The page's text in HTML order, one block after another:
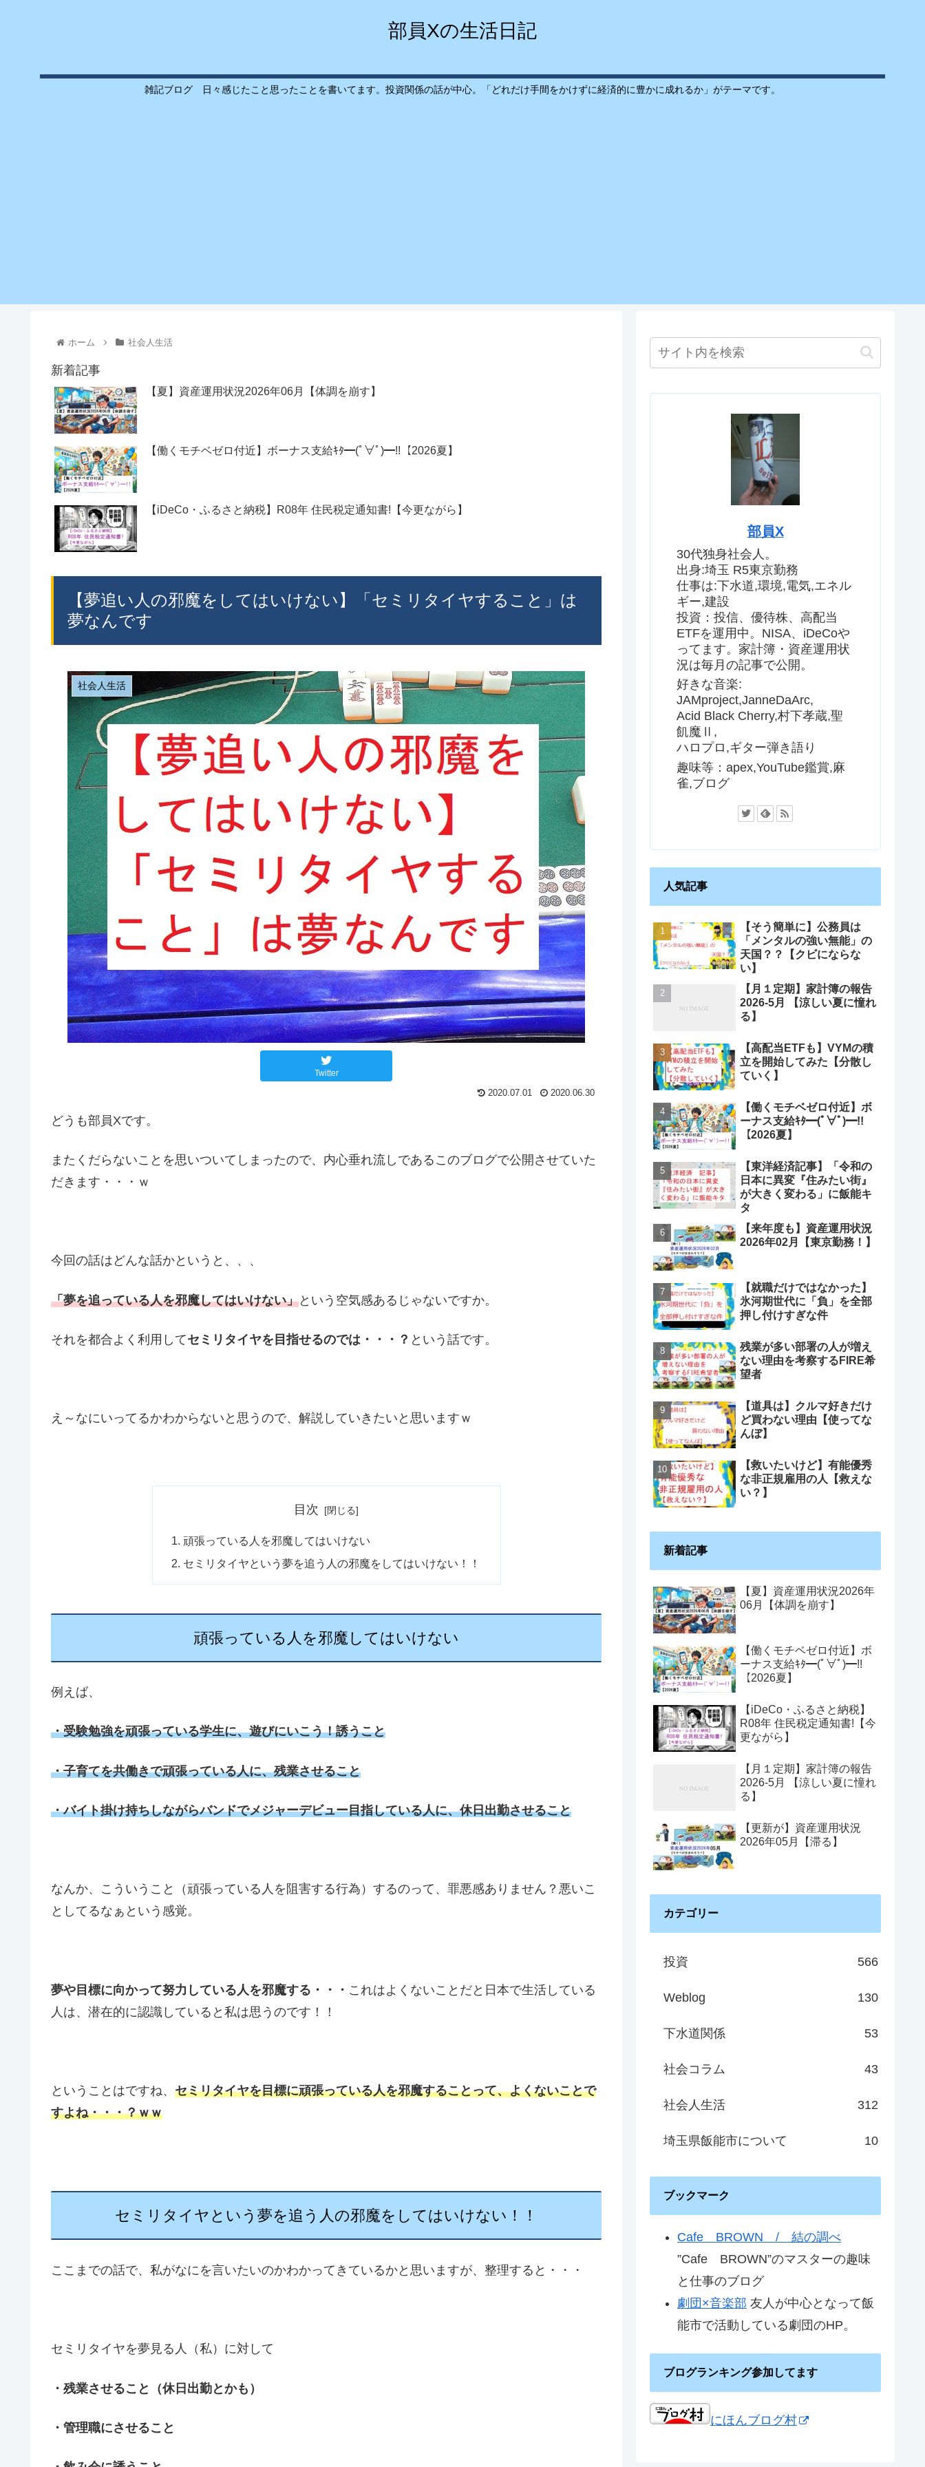
部員Xの生活日記
雑記ブログ 日々感じたこと思ったことを書いてます。投資関係の話が中心。「どれだけ手間をかけずに経済的に豊かに成れるか」がテーマです。
ホーム 社会人生活
新着記事
【夏】資産運用状況2026年06月【体調を崩す】
【働くモチベゼロ付近】ボーナス支給ｷﾀ━(ﾟ∀ﾟ)━!!【2026夏】
【iDeCo・ふるさと納税】R08年 住民税定通知書!【今更ながら】
【夢追い人の邪魔をしてはいけない】「セミリタイヤすること」は
夢なんです
社会人生活
Twitter
2020.07.01 2020.06.30
どうも部員Xです。
またくだらないことを思いついてしまったので、内心垂れ流しであるこのブログで公開させていた
だきます・・・ｗ
今回の話はどんな話かというと、、、
「夢を追っている人を邪魔してはいけない」という空気感あるじゃないですか。
それを都合よく利用してセミリタイヤを目指せるのでは・・・？ という話です。
え～なにいってるかわからないと思うので、解説していきたいと思いますｗ
目次
頑張っている人を邪魔してはいけない
セミリタイヤという夢を追う人の邪魔をしてはいけない！！
頑張っている人を邪魔してはいけない
例えば、
・受験勉強を頑張っている学生に、遊びにいこう！誘うこと
・子育てを共働きで頑張っている人に、残業させること
・バイト掛け持ちしながらバンドでメジャーデビュー目指している人に、休日出勤させること
なんか、こういうこと（頑張っている人を阻害する行為）するのって、罪悪感ありません？悪いこ
としてるなぁという感覚。
夢や目標に向かって努力している人を邪魔する・・・ これはよくないことだと日本で生活している
人は、潜在的に認識していると私は思うのです！！
ということはですね、 セミリタイヤを目標に頑張っている人を邪魔することって、よくないことで
すよね・・・？ｗｗ
セミリタイヤという夢を追う人の邪魔をしてはいけない！！
ここまでの話で、私がなにを言いたいのかわかってきているかと思いますが、整理すると・・・
セミリタイヤを夢見る人（私）に対して
・残業させること（休日出勤とかも）
・管理職にさせること
部員X
30代独身社会人。
出身:埼玉 R5東京勤務
仕事は:下水道,環境,電気,エネル
ギー,建設
投資：投信、優待株、高配当
ETFを運用中。NISA、iDeCoや
ってます。家計簿・資産運用状
況は毎月の記事で公開。
好きな音楽:
JAMproject,JanneDaArc,
Acid Black Cherry,村下孝蔵,聖
飢魔Ⅱ,
ハロプロ,ギター弾き語り
趣味等：apex,YouTube鑑賞,麻
雀,ブログ
人気記事
【そう簡単に】公務員は
「メンタルの強い無能」の
天国？？【クビにならな
い】
【月１定期】家計簿の報告
2026-5月 【涼しい夏に憧れ
る】
【高配当ETFも】VYMの積
立を開始してみた【分散し
ていく】
【働くモチベゼロ付近】ボ
ーナス支給ｷﾀ━(ﾟ∀ﾟ)━!!
【2026夏】
【東洋経済記事】「令和の
日本に異変『住みたい街』
が大きく変わる」に飯能キ
タ
【来年度も】資産運用状況
2026年02月【東京勤務！】
【就職だけではなかった】
氷河期世代に「負」を全部
押し付けすぎな件
残業が多い部署の人が増え
ない理由を考察するFIRE希
望者
【道具は】クルマ好きだけ
ど買わない理由【使ってな
んぼ】
【救いたいけど】有能優秀
な非正規雇用の人【救えな
い？】
新着記事
【夏】資産運用状況2026年
06月【体調を崩す】
【働くモチベゼロ付近】ボ
ーナス支給ｷﾀ━(ﾟ∀ﾟ)━!!
【2026夏】
【iDeCo・ふるさと納税】
R08年 住民税定通知書!【今
更ながら】
【月１定期】家計簿の報告
2026-5月 【涼しい夏に憧れ
る】
【更新が】資産運用状況
2026年05月【滞る】
カテゴリー
投資 566
Weblog 130
下水道関係 53
社会コラム 43
社会人生活 312
埼玉県飯能市について 10
ブックマーク
Cafe BROWN / 結の調べ
”Cafe BROWN”のマスターの趣味
と仕事のブログ
劇団×音楽部 友人が中心となって飯
能市で活動している劇団のHP。
ブログランキング参加してます
にほんブログ村